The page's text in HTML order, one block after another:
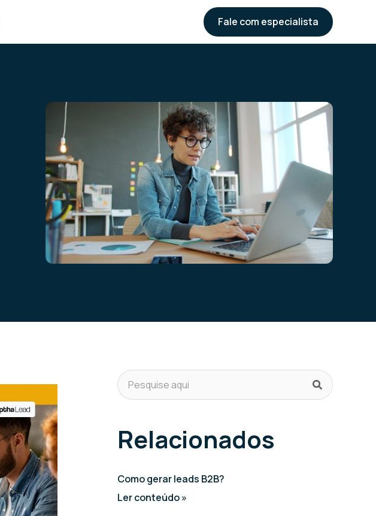
Fale com especialista
Relacionados
Como gerar leads B2B?
Ler conteúdo »